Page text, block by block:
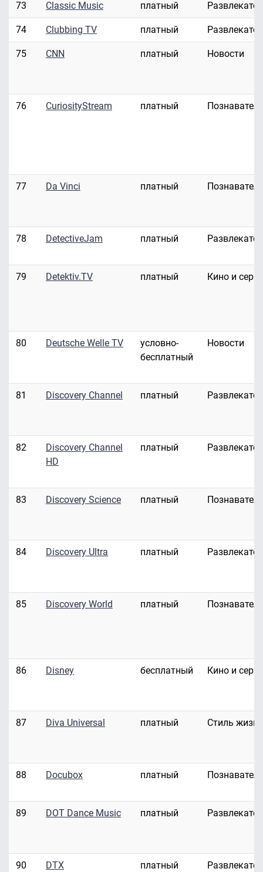
73 Classic Music платный
74 Clubbing TV платный
75 CNN платный Новости
76 CuriosityStream платный
77 Da Vinci платный
78 DetectiveJam платный
79 Detektiv.TV платный Кино и
80 Deutsche Welle TV
условно-
бесплатный
Новости
81 Discovery Channel платный
82
Discovery Channel
HD
платный
83 Discovery Science платный
84 Discovery Ultra платный
85 Discovery World платный
86 Disney бесплатный Кино и
87 Diva Universal платный Стиль жизни
88 Docubox платный
89 DOT Dance Music платный
90 DTX платный